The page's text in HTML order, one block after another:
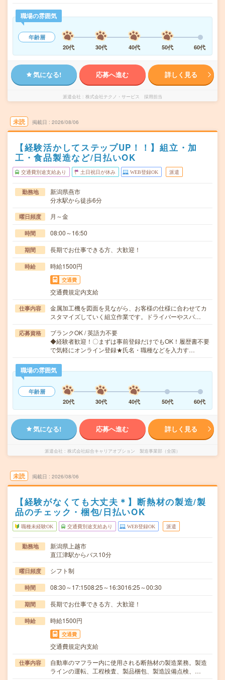
職場の雰囲気
年齢層
20代
30代 40代 50代 60代
気になる! 応募へ進む 詳しく見る
派遣会社 株式会社テクノ・サービス 採用担当
未読 掲載日 2026/08/06
【経験活かしてステップUP！！】組立・加
工・食品製造など/日払いOK
交通費別途支給あり 土日祝日が休み WEB登録OK 派遣
勤務地
新潟県燕市
分水駅から徒歩6分
曜日頻度 月～金
時間 08:00～16:50
期間 長期でお仕事できる方、大歓迎！
時給 時給1500円
交通費
交通費規定内支給
仕事内容
金属加工機を図面を見ながら、お客様の仕様に合わせてカ
スタマイズしていく組立作業です。ドライバーやスパ…
応募資格
ブランクOK / 英語力不要
◆経験者歓迎！〇まずは事前登録だけでもOK！履歴書不要
で気軽にオンライン登録★氏名・職種などを入力す…
職場の雰囲気
年齢層
20代
30代 40代 50代 60代
気になる! 応募へ進む 詳しく見る
派遣会社 株式会社綜合キャリアオプション 製造事業部（全国）
未読 掲載日 2026/08/06
【経験がなくても大丈夫＊】断熱材の製造/製
品のチェック・梱包/日払いOK
職種未経験OK 交通費別途支給あり WEB登録OK 派遣
勤務地
新潟県上越市
直江津駅からバス10分
曜日頻度 シフト制
時間 08:30～17:1508:25～16:3016:25～00:30
期間 長期でお仕事できる方、大歓迎！
時給 時給1500円
交通費
交通費規定内支給
仕事内容
自動車のマフラー内に使用される断熱材の製造業務。製造
ラインの運転、工程検査、製品梱包、製造設備点検、…